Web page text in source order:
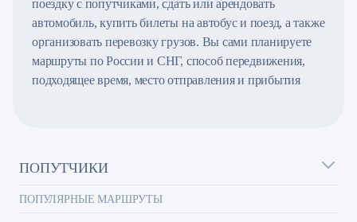
поездку с попутчиками, сдать или арендовать
автомобиль, купить билеты на автобус и поезд, а также
организовать перевозку грузов. Вы сами планируете
маршруты по России и СНГ, способ передвижения,
подходящее время, место отправления и прибытия
ПОПУТЧИКИ
ПОПУЛЯРНЫЕ МАРШРУТЫ